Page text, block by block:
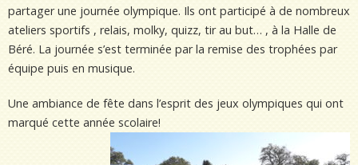
partager une journée olympique. Ils ont participé à de nombreux
ateliers sportifs , relais, molky, quizz, tir au but… , à la Halle de
Béré. La journée s’est terminée par la remise des trophées par
équipe puis en musique.
Une ambiance de fête dans l’esprit des jeux olympiques qui ont
marqué cette année scolaire!